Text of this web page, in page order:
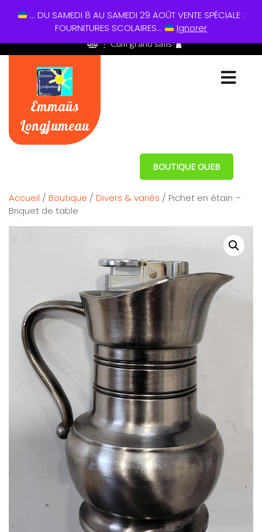
01 60 49 13 60
⋮ Cum grano salis
Emmaüs
Longjumeau
BOUTIQUE OUEB
Accueil / Boutique / Divers & variés / Pichet en étain –
Briquet de table
... DU SAMEDI 8 AU SAMEDI 29 AOÛT VENTE SPÉCIALE :
FOURNITURES SCOLAIRES...
Ignorer